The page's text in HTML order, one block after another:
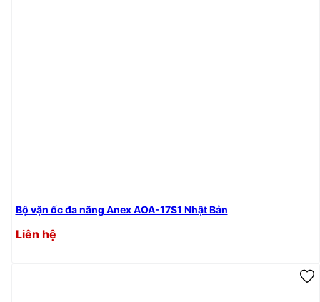
Bộ vặn ốc đa năng Anex AOA-17S1 Nhật Bản
Liên hệ